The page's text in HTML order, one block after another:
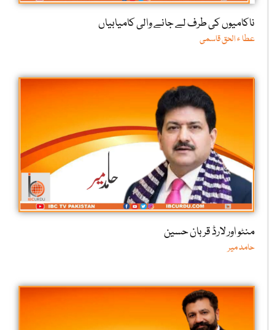
ناکامیوں کی طرف لے جانے والی کامیابیاں
عطا ء الحق قاسمی
منٹو اور لارڈ قربان حسین
حامد میر